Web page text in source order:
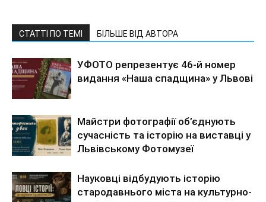
СТАТТІ ПО ТЕМІ БІЛЬШЕ ВІД АВТОРА
УФОТО репрезентує 46-й номер
видання «Наша спадщина» у Львові
Майстри фотографії об’єднують
сучасність та історію на виставці у
Львівському Фотомузеї
Науковці відбудують історію
стародавнього міста на культурно-